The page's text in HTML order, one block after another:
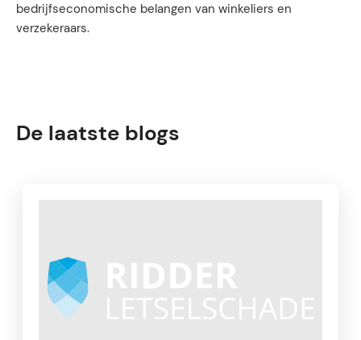
bedrijfseconomische belangen van winkeliers en
verzekeraars.
De laatste blogs